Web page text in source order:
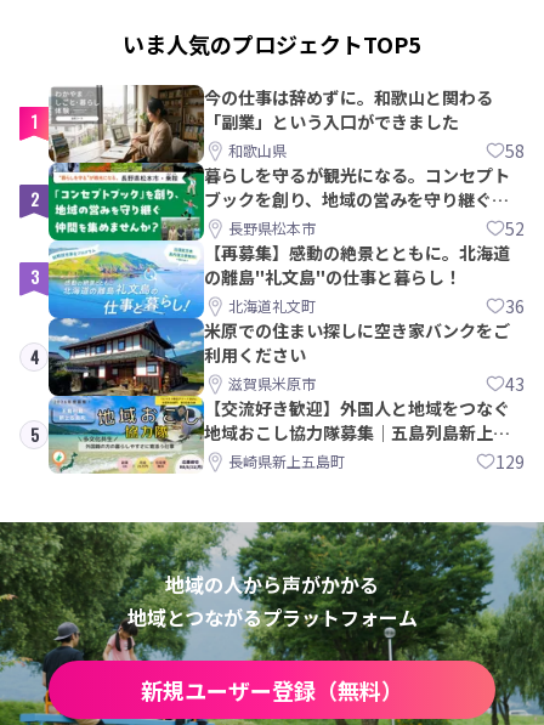
いま人気のプロジェクトTOP5
1
今の仕事は辞めずに。和歌山と関わる
「副業」という入口ができました
和歌山県 58
2
暮らしを守るが観光になる。コンセプト
ブックを創り、地域の営みを守り継ぐ仲
間を集めませんか？
長野県松本市 52
3
【再募集】感動の絶景とともに。北海道
の離島"礼文島"の仕事と暮らし！
北海道礼文町 36
4
米原での住まい探しに空き家バンクをご
利用ください
滋賀県米原市 43
5
【交流好き歓迎】外国人と地域をつなぐ
地域おこし協力隊募集｜五島列島新上五
島町長崎県新上五島町 129
地域の人から声がかかる
地域とつながるプラットフォーム
新規ユーザー登録（無料）